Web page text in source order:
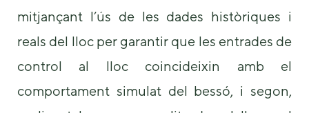
mitjançant l’ús de les dades històriques i
reals del lloc per garantir que les entrades de
control al lloc coincideixin amb el
comportament simulat del bessó, i segon,